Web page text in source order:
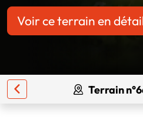
Voir ce terrain en
Terrain